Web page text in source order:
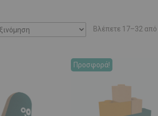
Βλέπετε 17–32
Προσφορά!